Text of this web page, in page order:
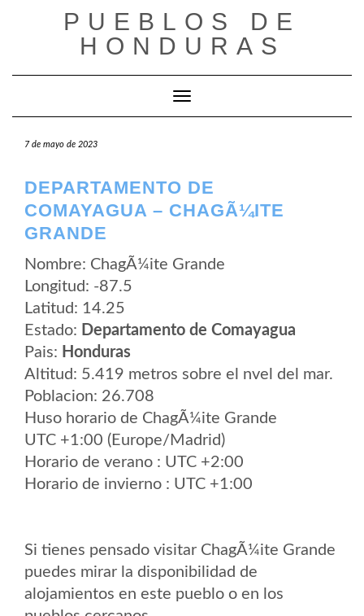
PUEBLOS DE
HONDURAS
Cambiar modo de navegación
7 de mayo de 2023
DEPARTAMENTO DE
COMAYAGUA – CHAGÃ¼ITE
GRANDE
Nombre: ChagÃ¼ite Grande
Longitud: -87.5
Latitud: 14.25
Estado: Departamento de Comayagua
Pais: Honduras
Altitud: 5.419 metros sobre el nvel del mar.
Poblacion: 26.708
Huso horario de ChagÃ¼ite Grande
UTC +1:00 (Europe/Madrid)
Horario de verano : UTC +2:00
Horario de invierno : UTC +1:00
Si tienes pensado visitar ChagÃ¼ite Grande
puedes mirar la disponibilidad de
alojamientos en este pueblo o en los